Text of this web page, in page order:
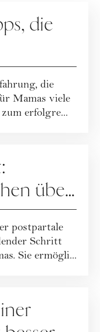
die
die
Mamas viele
erfolgre...
über
postpartale
Schritt
Sie ermögli...